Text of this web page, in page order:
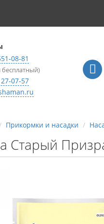
08-81
бесплатный)
07-57
Прикормки и насадки
Старый